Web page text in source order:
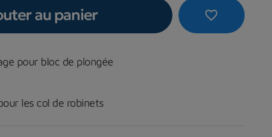
favorite_border
au panier
pour bloc de plongée
les col de robinets